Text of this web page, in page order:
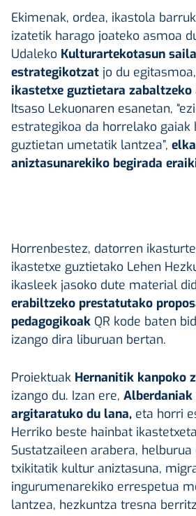
Ekimenak, ordea, ikastola
izatetik harago joateko asmoa
Udaleko Kulturartekotasun
estrategikotzat jo du
ikastetxe guztietara zabaltzeko
Itsaso Lekuonaren esanetan,
estrategikoa da horrelako gaiak
guztietan umetatik lantzea”,
aniztasunarekiko begirada
Horrenbestez, datorren
ikastetxe guztietako Lehen
ikasleek jasoko dute material
erabiltzeko prestatutako
pedagogikoak QR kode baten
izango dira liburuan bertan.
Proiektuak Hernanitik kanpoko
izango du. Izan ere,
argitaratuko du lana, eta horri
Herriko beste hainbat
Sustatzaileen arabera,
txikitatik kultur aniztasuna,
ingurumenarekiko errespetua
lantzea, hezkuntza tresna